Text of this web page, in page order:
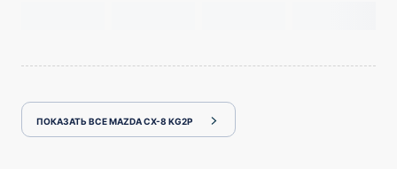
ПОКАЗАТЬ ВСЕ MAZDA CX-8 KG2P